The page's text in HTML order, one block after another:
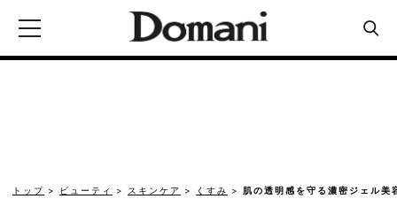
トップ ビューティ スキンケア くすみ 肌の透明感を守る濃密ジェル